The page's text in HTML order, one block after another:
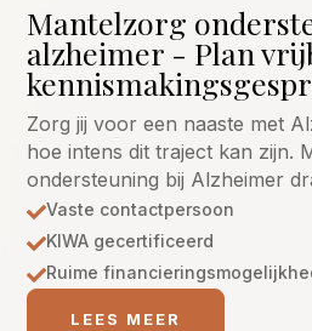
Mantelzorg
alzheimer - Plan
Zorg jij voor een naaste met
hoe intens dit traject kan zijn.
ondersteuning bij Alzheimer
Vaste contactpersoon
KIWA gecertificeerd
Ruime
LEES MEER